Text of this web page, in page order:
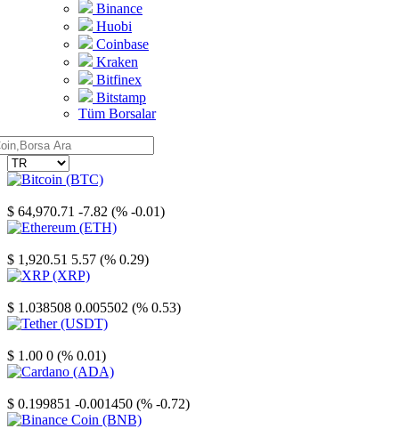
Binance
Huobi
Coinbase
Kraken
Bitfinex
Bitstamp
Tüm Borsalar
$ 64,970.71 -7.82 (% -0.01)
$ 1,920.51 5.57 (% 0.29)
$ 1.038508 0.005502 (% 0.53)
$ 1.00 0 (% 0.01)
$ 0.199851 -0.001450 (% -0.72)